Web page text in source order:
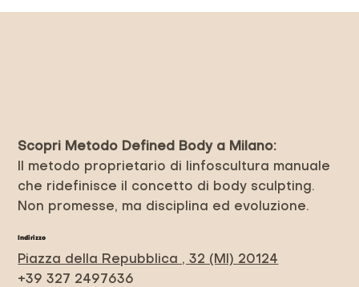
Scopri Metodo Defined Body a Milano:
Il metodo proprietario di linfoscultura manuale
che ridefinisce il concetto di body sculpting.
Non promesse, ma disciplina ed evoluzione.
Indirizzo
Piazza della Repubblica , 32 (MI) 20124
+39 327 2497636